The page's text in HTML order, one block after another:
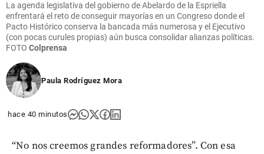
La agenda legislativa del gobierno de Abelardo de la Espriella
enfrentará el reto de conseguir mayorías en un Congreso donde el
Pacto Histórico conserva la bancada más numerosa y el Ejecutivo
(con pocas curules propias) aún busca consolidar alianzas políticas.
FOTO Colprensa
Paula Rodríguez Mora
hace 40 minutos
“No nos creemos grandes reformadores”. Con esa